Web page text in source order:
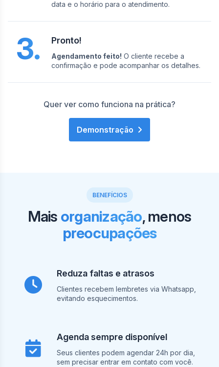
data e o horário para o atendimento.
3. Pronto!
Agendamento feito! O cliente recebe a
confirmação e pode acompanhar os detalhes.
Quer ver como funciona na prática?
Demonstração
BENEFÍCIOS
Mais organização, menos
preocupações
Reduza faltas e atrasos
Clientes recebem lembretes via Whatsapp,
evitando esquecimentos.
Agenda sempre disponível
Seus clientes podem agendar 24h por dia,
sem precisar entrar em contato com você.